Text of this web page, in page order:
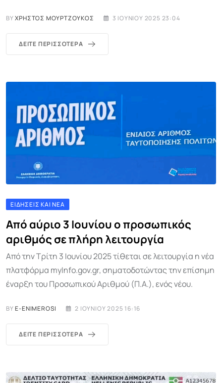
BYΧΡΉΣΤΟΣ ΜΟΥΡΤΖΟΎΚΟΣ 3 ΙΟΥΝΊΟΥ 2025 23:04
ΔΕΊΤΕ ΠΕΡΙΣΣΌΤΕΡΑ
ΕΙΔΉΣΕΙΣ ΚΑΙ ΝΈΑ
Από αύριο 3 Ιουνίου ο προσωπικός
αριθμός σε πλήρη λειτουργία
Από την Τρίτη 3 Ιουνίου 2025 τίθεται σε λειτουργία η νέα
πλατφόρμα myInfo.gov.gr, σηματοδοτώντας την επίσημη
έναρξη του Προσωπικού Αριθμού (Π.Α.), ενός νέου.
BYE-ENIMEROSI 2 ΙΟΥΝΊΟΥ 2025 16:16
ΔΕΊΤΕ ΠΕΡΙΣΣΌΤΕΡΑ